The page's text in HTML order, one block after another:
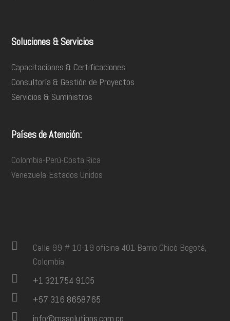
Soluciones & Servicios
Capacitaciones & Certificaciones
Consultoría & Gestión de Proyectos
Servicios & Suministros
Países de Atención:
Colombia-Perú-Costa Rica
Venezuela-Estados Unidos
Calle 99 # 10-19 oficina 401 Barrio Chicó Bogotá,
Colombia
+1 321754 9105
+57 316 8658765
info@mssolutions.com.co